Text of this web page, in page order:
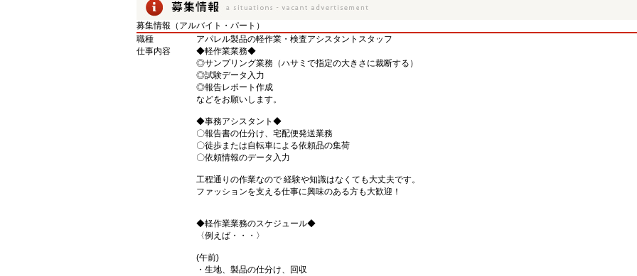
募集情報（アルバイト・パート）
職種
アパレル製品の軽作業・検査アシスタントスタッフ
仕事内容
◆軽作業業務◆
◎サンプリング業務（ハサミで指定の大きさに裁断する）
◎試験データ入力
◎報告レポート作成
などをお願いします。
◆事務アシスタント◆
〇報告書の仕分け、宅配便発送業務
〇徒歩または自転車による依頼品の集荷
〇依頼情報のデータ入力
工程通りの作業なので 経験や知識はなくても大丈夫です。
ファッションを支える仕事に興味のある方も大歓迎！
◆軽作業業務のスケジュール◆
〈例えば・・・〉
(午前)
・生地、製品の仕分け、回収